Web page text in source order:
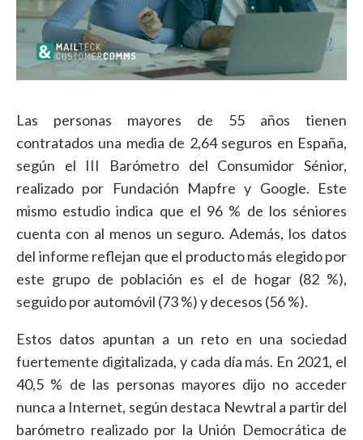
Las personas mayores de 55 años tienen
contratados una media de 2,64 seguros en España,
según el III Barómetro del Consumidor Sénior,
realizado por Fundación Mapfre y Google. Este
mismo estudio indica que el 96 % de los séniores
cuenta con al menos un seguro. Además, los datos
del informe reflejan que el producto más elegido por
este grupo de población es el de hogar (82 %),
seguido por automóvil (73 %) y decesos (56 %).
Estos datos apuntan a un reto en una sociedad
fuertemente digitalizada, y cada día más. En 2021, el
40,5 % de las personas mayores dijo no acceder
nunca a Internet, según destaca Newtral a partir del
barómetro realizado por la Unión Democrática de